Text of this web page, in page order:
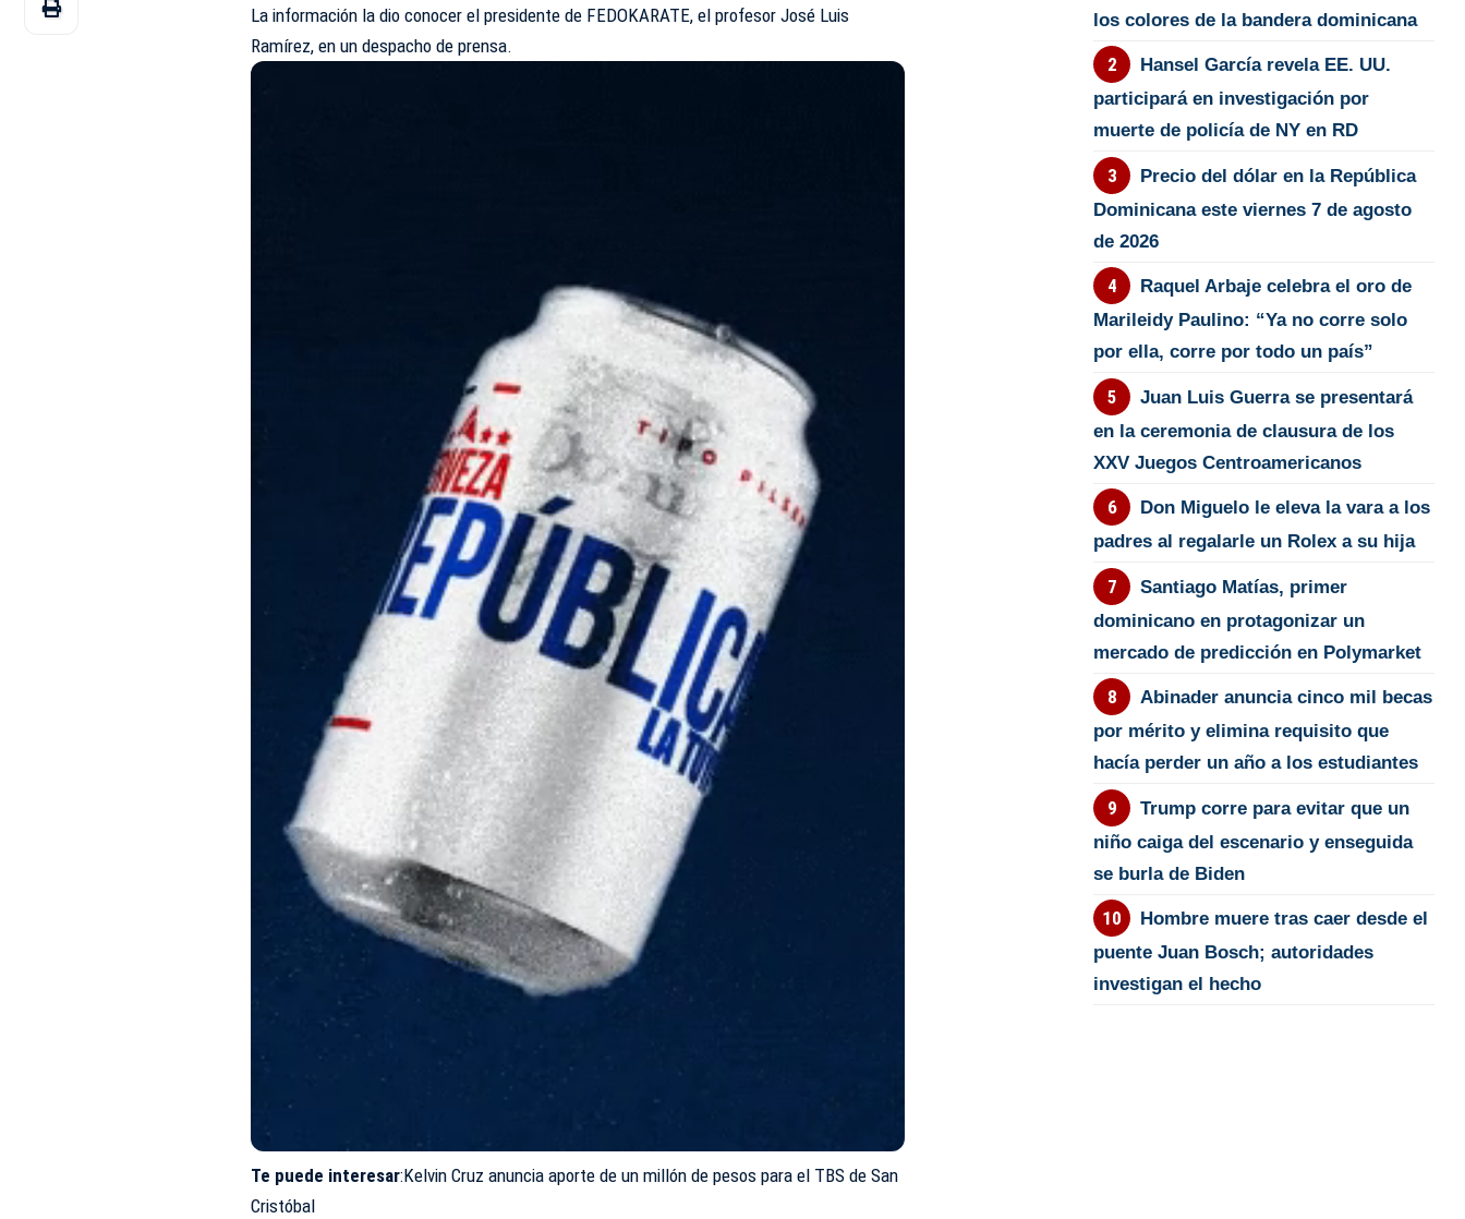
La información la dio conocer el presidente de FEDOKARATE, el profesor José Luis
Ramírez, en un despacho de prensa.
Te puede interesar:Kelvin Cruz anuncia aporte de un millón de pesos para el TBS de San
Cristóbal
los colores de la bandera dominicana
Hansel García revela EE. UU.
participará en investigación por
muerte de policía de NY en RD
Precio del dólar en la República
Dominicana este viernes 7 de agosto
de 2026
Raquel Arbaje celebra el oro de
Marileidy Paulino: “Ya no corre solo
por ella, corre por todo un país”
Juan Luis Guerra se presentará
en la ceremonia de clausura de los
XXV Juegos Centroamericanos
Don Miguelo le eleva la vara a los
padres al regalarle un Rolex a su hija
Santiago Matías, primer
dominicano en protagonizar un
mercado de predicción en Polymarket
Abinader anuncia cinco mil becas
por mérito y elimina requisito que
hacía perder un año a los estudiantes
Trump corre para evitar que un
niño caiga del escenario y enseguida
se burla de Biden
Hombre muere tras caer desde el
puente Juan Bosch; autoridades
investigan el hecho